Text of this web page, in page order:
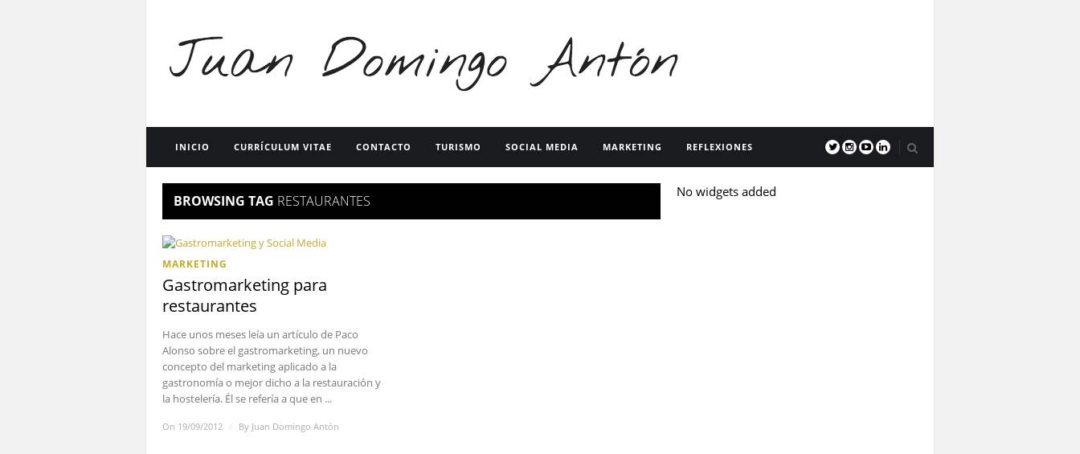
INICIO CURRÍCULUM VITAE CONTACTO TURISMO SOCIAL MEDIA MARKETING REFLEXIONES
BROWSING TAG RESTAURANTES
MARKETING
Gastromarketing para
restaurantes
Hace unos meses leía un artículo de Paco
Alonso sobre el gastromarketing, un nuevo
concepto del marketing aplicado a la
gastronomía o mejor dicho a la restauración y
la hostelería. Él se refería a que en ...
On 19/09/2012 / By Juan Domingo Antón
No widgets added